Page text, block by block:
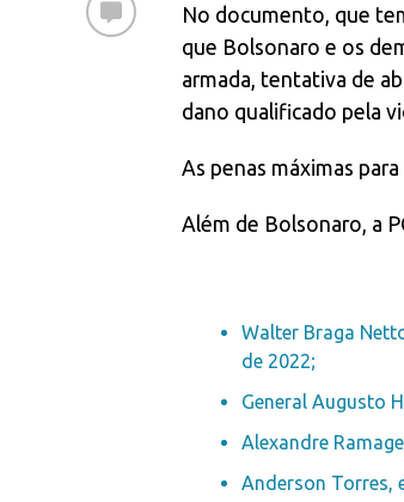
No documento, que
que Bolsonaro e os
armada, tentativa de
dano qualificado pela
As penas máximas
Além de Bolsonaro, a
Walter Braga
de 2022;
General Augusto
Alexandre
Anderson Torres,